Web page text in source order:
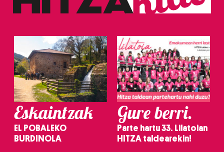
Eskaintzak
EL POBALEKO
BURDINOLA
Gure berri.
Parte hartu 33. Lilatoian
HITZA taldearekin!